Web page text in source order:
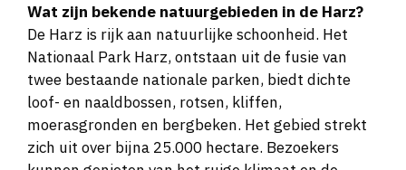
Wat zijn bekende natuurgebieden in de Harz?
De Harz is rijk aan natuurlijke schoonheid. Het
Nationaal Park Harz, ontstaan uit de fusie van
twee bestaande nationale parken, biedt dichte
loof- en naaldbossen, rotsen, kliffen,
moerasgronden en bergbeken. Het gebied strekt
zich uit over bijna 25.000 hectare. Bezoekers